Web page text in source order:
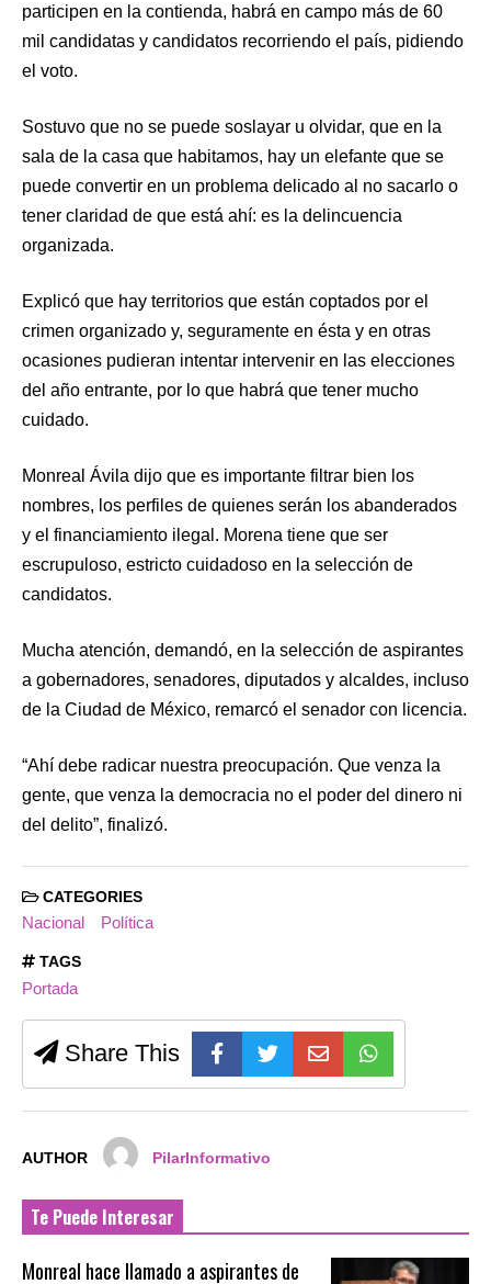
participen en la contienda, habrá en campo más de 60
mil candidatas y candidatos recorriendo el país, pidiendo
el voto.
Sostuvo que no se puede soslayar u olvidar, que en la
sala de la casa que habitamos, hay un elefante que se
puede convertir en un problema delicado al no sacarlo o
tener claridad de que está ahí: es la delincuencia
organizada.
Explicó que hay territorios que están coptados por el
crimen organizado y, seguramente en ésta y en otras
ocasiones pudieran intentar intervenir en las elecciones
del año entrante, por lo que habrá que tener mucho
cuidado.
Monreal Ávila dijo que es importante filtrar bien los
nombres, los perfiles de quienes serán los abanderados
y el financiamiento ilegal. Morena tiene que ser
escrupuloso, estricto cuidadoso en la selección de
candidatos.
Mucha atención, demandó, en la selección de aspirantes
a gobernadores, senadores, diputados y alcaldes, incluso
de la Ciudad de México, remarcó el senador con licencia.
“Ahí debe radicar nuestra preocupación. Que venza la
gente, que venza la democracia no el poder del dinero ni
del delito”, finalizó.
CATEGORIES
Nacional Política
TAGS
Portada
Share This
AUTHOR PilarInformativo
Te Puede Interesar
Monreal hace llamado a aspirantes de